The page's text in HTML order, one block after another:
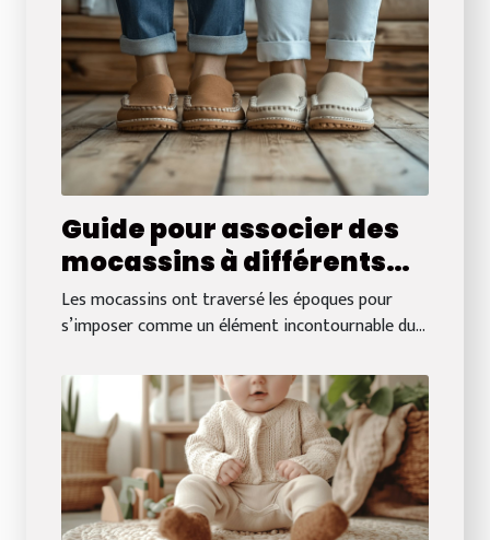
Guide pour associer des
mocassins à différents
styles vestimentaires
Les mocassins ont traversé les époques pour
s’imposer comme un élément incontournable du...